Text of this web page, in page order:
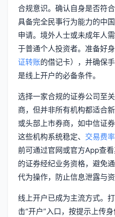
合规意识。确认自身是否符
具备完全民事行为能力的中
申请。境外人士或未成年人
于普通个人投资者。准备好
证转账的借记卡），并确保
是线上开户的必备条件。
选择一家合规的证券公司至
商，但并非所有机构都适合
或头部上市券商，如中信证
这些机构系统稳定、 交易费率
前可通过官网或官方App查
的证券经纪业务资格，避免
代为操作，防止信息泄露与资
线上开户已成为主流方式。
击“开户”入口，按提示上传